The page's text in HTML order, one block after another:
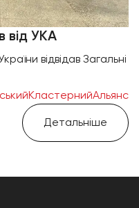
від УКА
відвідав Загальні
Детальніше